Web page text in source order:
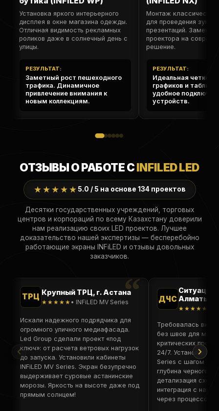
Установка яркого интерьерного
дисплея в окне магазина одежды.
Отличная видимость рекламных
роликов даже в солнечный день с
улицы.
РЕЗУЛЬТАТ:
Заметный рост пешеходного
трафика. Динамичное
привлечение внимания к
новым коллекциям.
Монтаж классической
для проведения зум-
презентаций. Замена
проектора на
решение.
РЕЗУЛЬТАТ:
Идеальная
графиков и таблиц.
удобное
устройств.
ОТЗЫВЫ О РАБОТЕ СINFILED LED
★★★★★ 5.0 / 5 на основе 134 проектов
Десятки государственных учреждений, торговых
центров и корпораций по всему Казахстану доверили
нам реализацию своих LED проектов. Лучшее
доказательство нашей экспертизы — бесперебойно
работающие экраны INFiLED и отзывы довольных
заказчиков.
ТРЦ Крупный ТРЦ, г. Астана
★★★★★ • INFiLED MV Series
Искали надежного подрядчика для
огромного уличного медиафасада.
Led Group сделали проект «под
ключ»: от расчета ветровых нагрузок
до запуска. Установили кабинеты
INFiLED MV Series. Экран безупречно
выдерживает суровые астанинские
морозы. Яркость на высоте даже под
прямым солнцем!
ДЧС Алматы
★★★★★
Требовалась
без швов для
критических
24/7. Установили
Series с шагом 0.9
глубина черного,
детализация схем
интеграция с
через процессоры